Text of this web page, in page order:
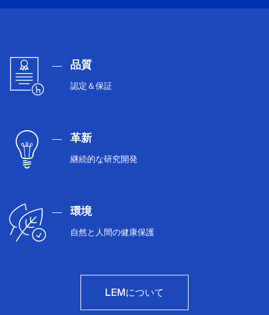
品質
認定＆保証
革新
継続的な研究開発
環境
自然と人間の健康保護
LEMについて